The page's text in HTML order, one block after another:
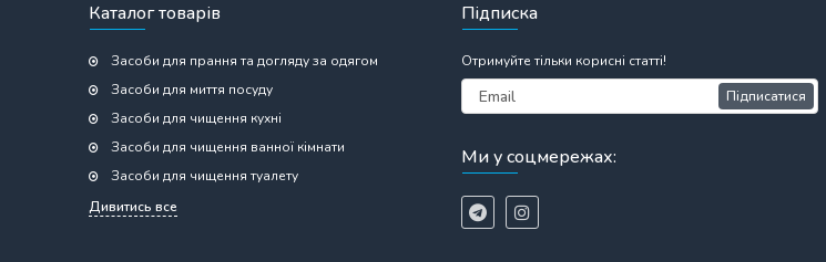
Каталог товарів
Засоби для прання та догляду за одягом
Засоби для миття посуду
Засоби для чищення кухні
Засоби для чищення ванної кімнати
Засоби для чищення туалету
Дивитись все
Підписка
Отримуйте тільки корисні статті!
Підписатися
Ми у соцмережах: